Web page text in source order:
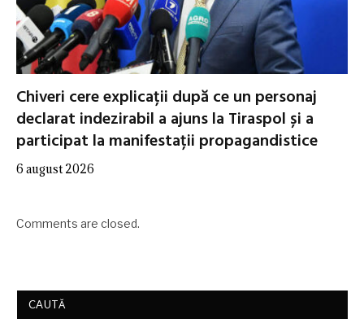
Chiveri cere explicații după ce un personaj
declarat indezirabil a ajuns la Tiraspol și a
participat la manifestații propagandistice
6 august 2026
Comments are closed.
CAUTĂ